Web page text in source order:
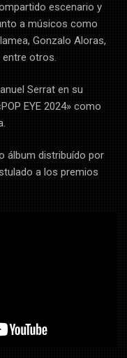
escenario y
a músicos como
Gonzalo Aloras,
entre otros.
Serrat en su
EYE 2024» como
álbum distribuído por
a los premios